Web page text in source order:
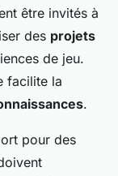
être invités à
des projets
de jeu.
facilite la
.
pour des